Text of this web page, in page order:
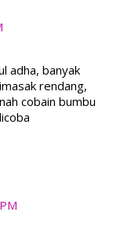
adha, banyak
rendang,
cobain bumbu